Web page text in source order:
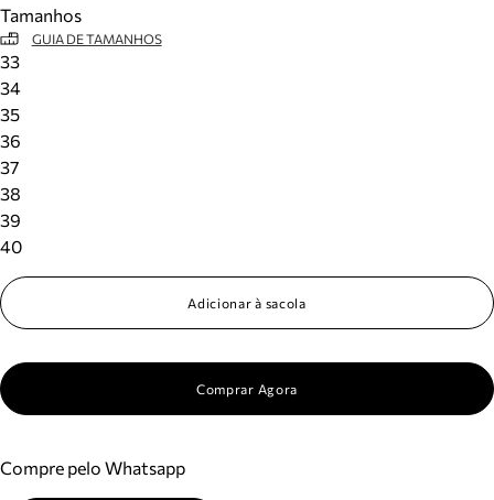
Tamanhos
GUIA DE TAMANHOS
33
34
35
36
37
38
39
40
Adicionar à sacola
Comprar Agora
Compre pelo Whatsapp